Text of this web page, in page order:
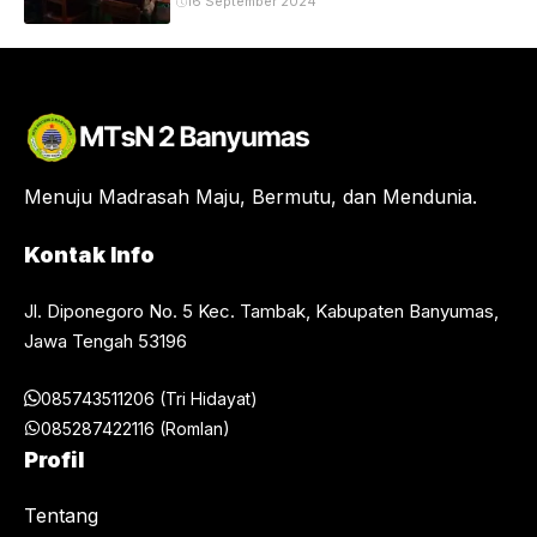
Menuju Madrasah Maju, Bermutu, dan Mendunia.
Kontak Info
Jl. Diponegoro No. 5 Kec. Tambak, Kabupaten Banyumas,
Jawa Tengah 53196
085743511206 (Tri Hidayat)
085287422116 (Romlan)
Profil
Tentang